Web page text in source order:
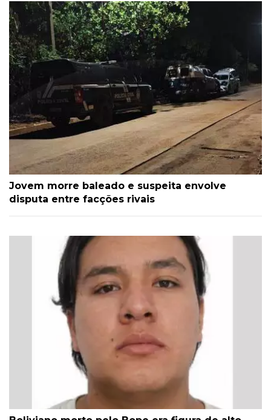
Jovem morre baleado e suspeita envolve
disputa entre facções rivais